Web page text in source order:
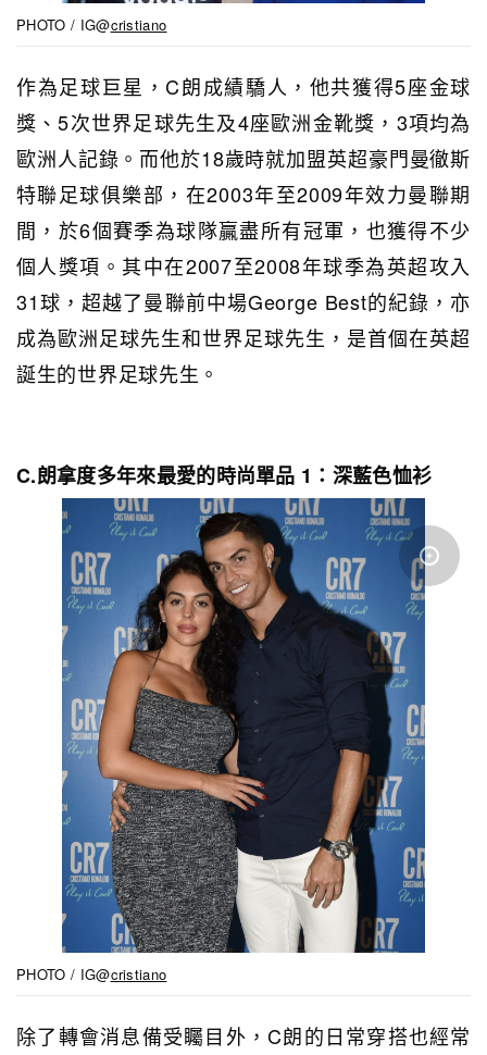
PHOTO / IG@cristiano
作為足球巨星，C朗成績驕人，他共獲得5座金球
獎、5次世界足球先生及4座歐洲金靴獎，3項均為
歐洲人記錄。而他於18歲時就加盟英超豪門曼徹斯
特聯足球俱樂部，在2003年至2009年效力曼聯期
間，於6個賽季為球隊贏盡所有冠軍，也獲得不少
個人獎項。其中在2007至2008年球季為英超攻入
31球，超越了曼聯前中場George Best的紀錄，亦
成為歐洲足球先生和世界足球先生，是首個在英超
誕生的世界足球先生。
C.朗拿度多年來最愛的時尚單品 1：深藍色恤衫
PHOTO / IG@cristiano
除了轉會消息備受矚目外，C朗的日常穿搭也經常